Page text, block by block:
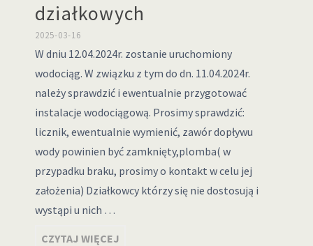
działkowych
2025-03-16
W dniu 12.04.2024r. zostanie uruchomiony
wodociąg. W związku z tym do dn. 11.04.2024r.
należy sprawdzić i ewentualnie przygotować
instalacje wodociągową. Prosimy sprawdzić:
licznik, ewentualnie wymienić, zawór dopływu
wody powinien być zamknięty,plomba( w
przypadku braku, prosimy o kontakt w celu jej
założenia) Działkowcy którzy się nie dostosują i
wystąpi u nich …
CZYTAJ WIĘCEJ